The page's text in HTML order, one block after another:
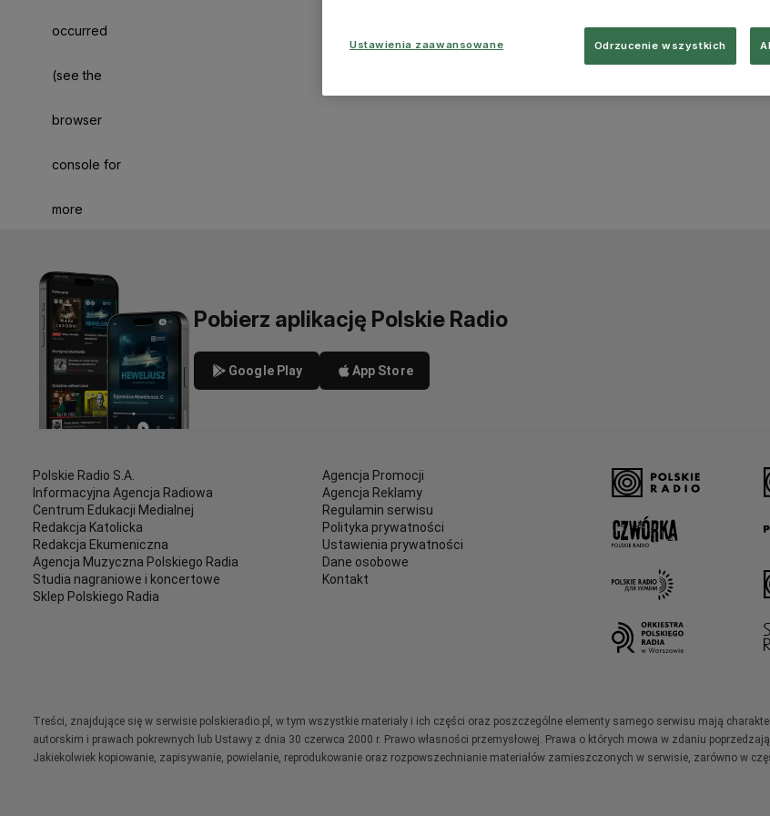
occurred
(see the
browser
console for
more
Pobierz aplikację Polskie Radio
Google Play App Store
Polskie Radio S.A.
Informacyjna Agencja Radiowa
Centrum Edukacji Medialnej
Redakcja Katolicka
Redakcja Ekumeniczna
Agencja Muzyczna Polskiego Radia
Studia nagraniowe i koncertowe
Sklep Polskiego Radia
Agencja Promocji
Agencja Reklamy
Regulamin serwisu
Polityka prywatności
Ustawienia prywatności
Dane osobowe
Kontakt
Treści, znajdujące się w serwisie polskieradio.pl, w tym wszystkie materiały i ich części oraz poszczególne elementy samego serwisu mają
autorskim i prawach pokrewnych lub Ustawy z dnia 30 czerwca 2000 r. Prawo własności przemysłowej. Prawa o których mowa w zdaniu
Jakiekolwiek kopiowanie, zapisywanie, powielanie, reprodukowanie oraz rozpowszechnianie materiałów zamieszczonych w serwisie, zarówno w
Ustawienia zaawansowane Odrzucenie wszystkich